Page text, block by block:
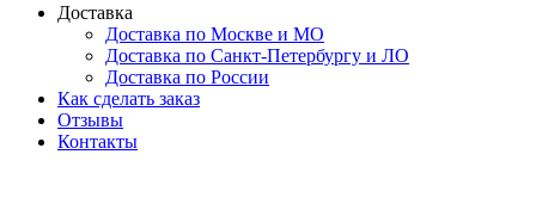
Доставка
Доставка по Москве и МО
Доставка по Санкт-Петербургу и ЛО
Доставка по России
Как сделать заказ
Отзывы
Контакты